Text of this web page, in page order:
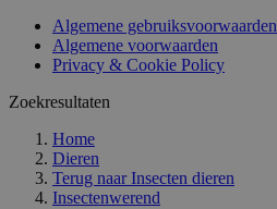
Algemene gebruiksvoorwaarden
Algemene voorwaarden
Privacy & Cookie Policy
Zoekresultaten
Home
Dieren
Terug naar Insecten dieren
Insectenwerend